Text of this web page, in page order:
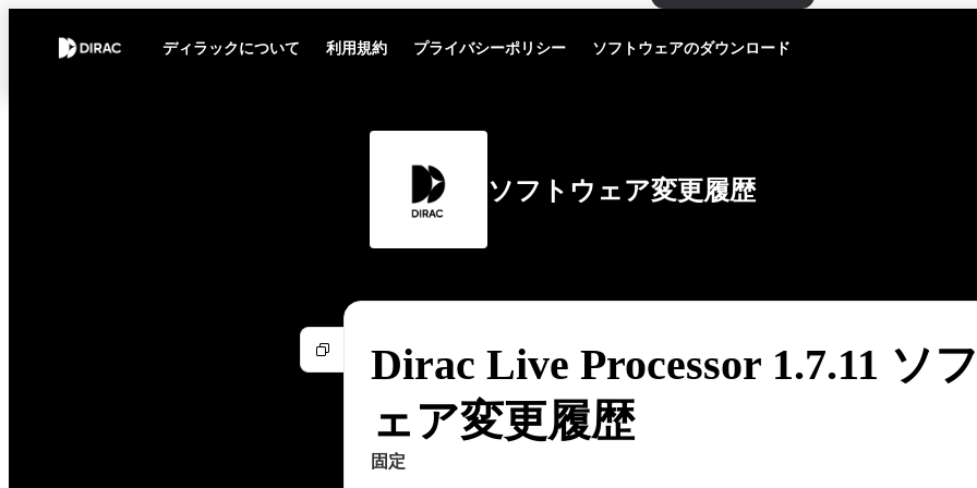
ディラックについて 利用規約 プライバシーポリシー ソフトウェアのダウンロード
ソフトウェア変更履歴
Dirac Live Processor 1.7.11 ソ
ェア変更履歴
固定